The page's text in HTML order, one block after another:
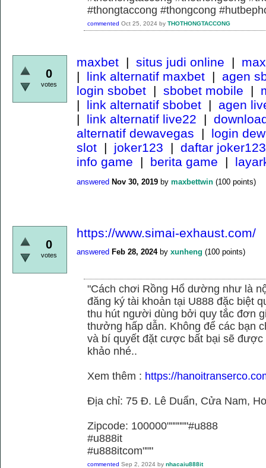
#thongtaccong #thongcong
commented Oct 25, 2024 by THOTHONGTACCONG
0
votes
maxbet | situs judi online |
| link alternatif maxbet | agen
login sbobet | sbobet mobile |
| link alternatif sbobet | agen
| link alternatif live22 |
alternatif dewavegas | login
slot | joker123 | daftar joker123
info game | berita game |
answered Nov 30, 2019 by maxbettwin (100 points)
0
votes
https://www.simai-exhaust.com/
answered Feb 28, 2024 by xunheng (100 points)
"Cách chơi Rồng Hổ dường như là
đăng ký tài khoản tại U888 đặc biệt
thu hút người dùng bởi quy tắc đơn
thưởng hấp dẫn. Không để các bạn
và bí quyết đặt cược bất bại sẽ
khảo nhé..
Xem thêm : https://
Địa chỉ: 75 Đ. Lê Duẩn, Cửa Nam,
Zipcode: 100000""""""#u888
#u888it
#u888itcom"""
commented Sep 2, 2024 by nhacaiu888it